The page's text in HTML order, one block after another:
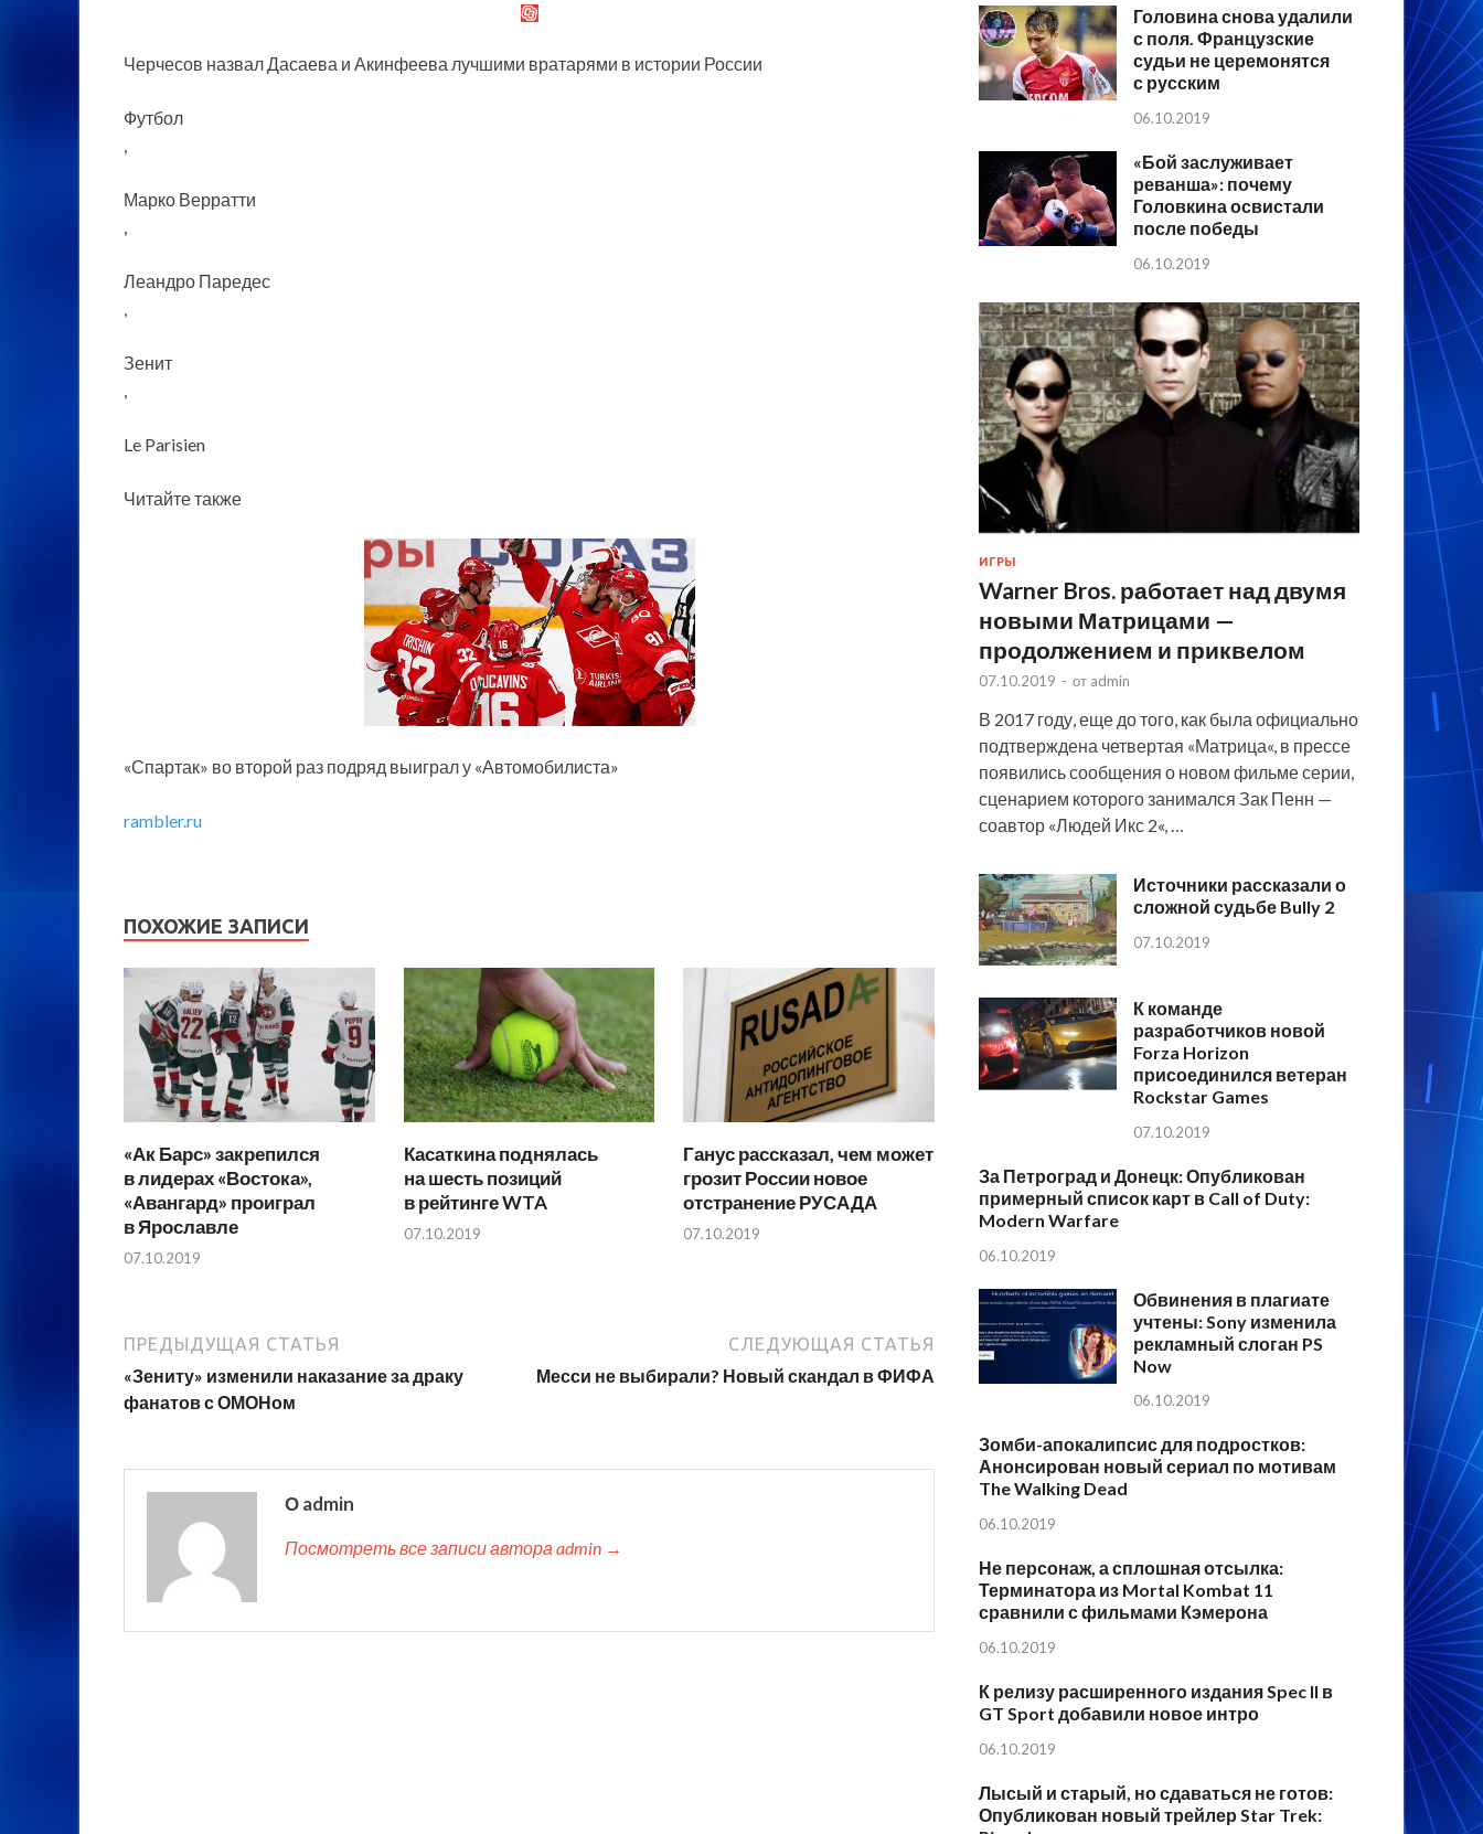
Черчесов назвал Дасаева и Акинфеева лучшими вратарями в истории России
Футбол
Марко Верратти
Леандро Паредес
Зенит
Le Parisien
Читайте также
«Спартак» во второй раз подряд выиграл у «Автомобилиста»
rambler.ru
ПОХОЖИЕ ЗАПИСИ
«Ак Барс» закрепился
в лидерах «Востока»,
«Авангард» проиграл
в Ярославле
07.10.2019
Касаткина поднялась
на шесть позиций
в рейтинге WTA
07.10.2019
Ганус рассказал, чем может
грозит России новое
отстранение РУСАДА
07.10.2019
ПРЕДЫДУЩАЯ СТАТЬЯ
«Зениту» изменили наказание за драку
фанатов с ОМОНом
СЛЕДУЮЩАЯ СТАТЬЯ
Месси не выбирали? Новый скандал в ФИФА
О admin
Посмотреть все записи автора admin →
Головина снова удалили
с поля. Французские
судьи не церемонятся
с русским
06.10.2019
«Бой заслуживает
реванша»: почему
Головкина освистали
после победы
06.10.2019
ИГРЫ
Warner Bros. работает над двумя
новыми Матрицами —
продолжением и приквелом
07.10.2019 - от admin
В 2017 году, еще до того, как была официально
подтверждена четвертая «Матрица«, в прессе
появились сообщения о новом фильме серии,
сценарием которого занимался Зак Пенн —
соавтор «Людей Икс 2«, …
Источники рассказали о
сложной судьбе Bully 2
07.10.2019
К команде
разработчиков новой
Forza Horizon
присоединился ветеран
Rockstar Games
07.10.2019
За Петроград и Донецк: Опубликован
примерный список карт в Call of Duty:
Modern Warfare
06.10.2019
Обвинения в плагиате
учтены: Sony изменила
рекламный слоган PS
Now
06.10.2019
Зомби-апокалипсис для подростков:
Анонсирован новый сериал по мотивам
The Walking Dead
06.10.2019
Не персонаж, а сплошная отсылка:
Терминатора из Mortal Kombat 11
сравнили с фильмами Кэмерона
06.10.2019
К релизу расширенного издания Spec II в
GT Sport добавили новое интро
06.10.2019
Лысый и старый, но сдаваться не готов:
Опубликован новый трейлер Star Trek: